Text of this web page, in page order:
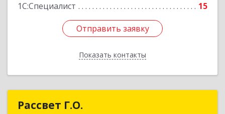
1С:Специалист 15
Отправить заявку
Показать контакты
Отправить заявку
Назад
Рассвет Г.О.